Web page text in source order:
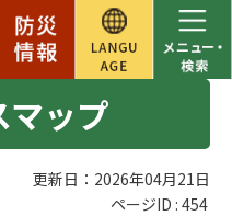
マップ
更新日：2026年04月21日
ページID : 454